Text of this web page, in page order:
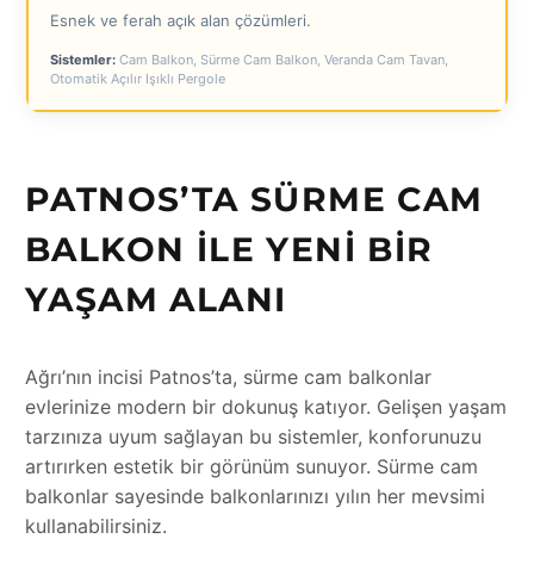
Esnek ve ferah açık alan çözümleri.
Sistemler: Cam Balkon, Sürme Cam Balkon, Veranda Cam Tavan,
Otomatik Açılır Işıklı Pergole
PATNOS’TA SÜRME CAM
BALKON ILE YENI BIR
YAŞAM ALANI
Ağrı’nın incisi Patnos’ta, sürme cam balkonlar
evlerinize modern bir dokunuş katıyor. Gelişen yaşam
tarzınıza uyum sağlayan bu sistemler, konforunuzu
artırırken estetik bir görünüm sunuyor. Sürme cam
balkonlar sayesinde balkonlarınızı yılın her mevsimi
kullanabilirsiniz.